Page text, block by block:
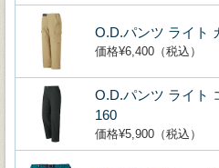
O.D.パンツ ライト
価格¥6,400（税込）
O.D.パンツ ライト
160
価格¥5,900（税込）